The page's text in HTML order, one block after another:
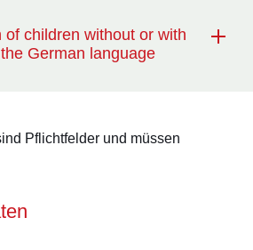
of children without or with
German language
Pflichtfelder und müssen